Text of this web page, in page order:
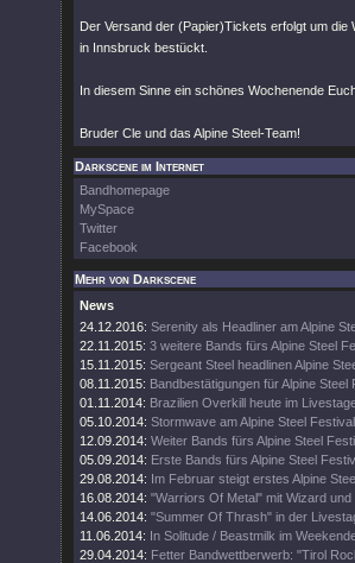
Der Versand der (Papier)Tickets erfolgt um
in Innsbruck bestückt.
In diesem Sinne ein schönes Wochenende
Bruder Cle und das Alpine Steel-Team!
Darkscene im Internet
Bandhomepage
MySpace
Twitter
Facebook
Mehr von Darkscene
News
24.12.2016: Serenity als Headliner am Alpine
22.11.2015: 3 weitere Bands fürs Alpine Steel
15.11.2015: Sergeant Steel headlinen Alpine
08.11.2015: Bandbestätigungen für Alpine Steel
01.11.2014: Brazilien Overkill heute im
05.10.2014: Stormwave am Alpine Steel
12.09.2014: Weiter Bands fürs Alpine Steel
05.09.2014: Erste Bands fürs Alpine Steel
29.08.2014: Im Februar steigt erstes Alpine
16.08.2014: "Warriors Of Metal" mit Wizard und
14.06.2014: "Summer Of Thrash" in der
11.06.2014: In Solitude / Beastmilk im
29.04.2014: Fetter Bandwettberwerb: "Tirol